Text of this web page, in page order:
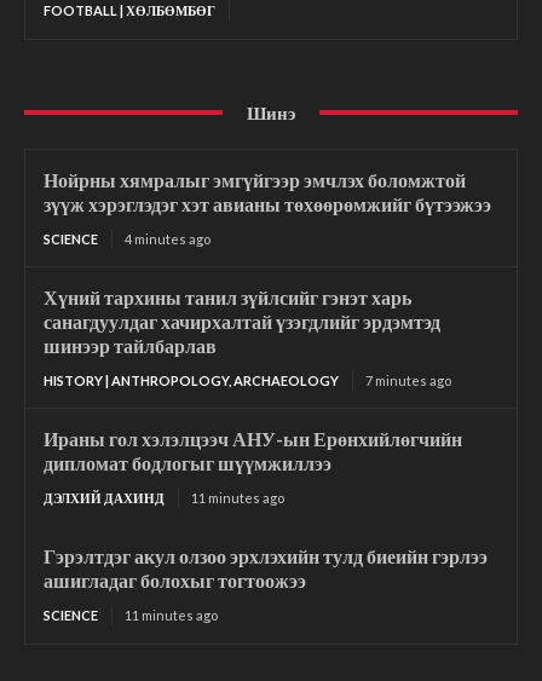
FOOTBALL | ХӨЛБӨМБӨГ
Шинэ
Нойрны хямралыг эмгүйгээр эмчлэх боломжтой
зүүж хэрэглэдэг хэт авианы төхөөрөмжийг бүтээжээ
SCIENCE 4 minutes ago
Хүний тархины танил зүйлсийг гэнэт харь
санагдуулдаг хачирхалтай үзэгдлийг эрдэмтэд
шинээр тайлбарлав
HISTORY | ANTHROPOLOGY, ARCHAEOLOGY 7 minutes ago
Ираны гол хэлэлцээч АНУ-ын Ерөнхийлөгчийн
дипломат бодлогыг шүүмжиллээ
ДЭЛХИЙ ДАХИНД 11 minutes ago
Гэрэлтдэг акул олзоо эрхлэхийн тулд биеийн гэрлээ
ашигладаг болохыг тогтоожээ
SCIENCE 11 minutes ago